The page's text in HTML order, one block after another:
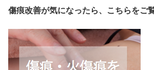
傷痕改善が気になったら、こちらをご